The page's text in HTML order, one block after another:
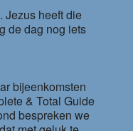
Jezus heeft die
de dag nog iets
bijeenkomsten
& Total Guide
bespreken we